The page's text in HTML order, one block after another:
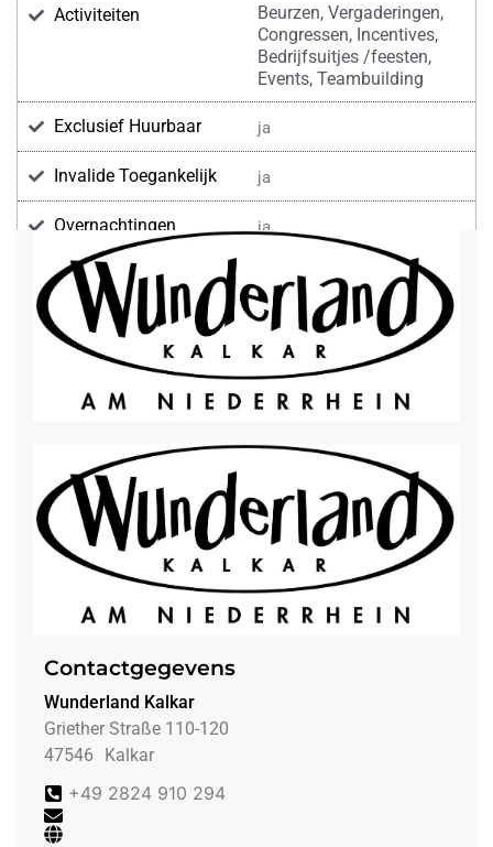
Activiteiten
Beurzen, Vergaderingen,
Congressen, Incentives,
Bedrijfsuitjes /feesten,
Events, Teambuilding
Exclusief Huurbaar ja
Invalide Toegankelijk ja
Overnachtingen ja
Voorzieningen Wifi Beamer
Contactgegevens
Wunderland Kalkar
Griether Straße 110-120
47546
Kalkar
+49 2824 910 294